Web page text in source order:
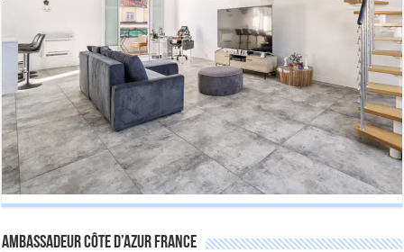
Ambassadeur Côte d’Azur France